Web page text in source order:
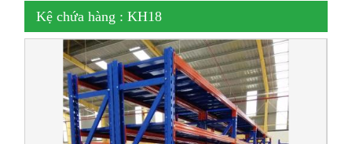
Kệ chứa hàng : KH18